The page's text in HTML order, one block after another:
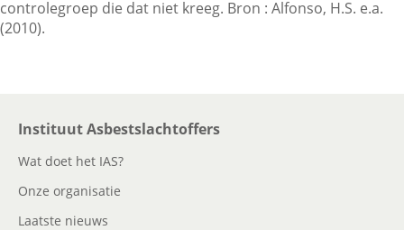
Contactgegevens
controlegroep die dat niet kreeg. Bron : Alfonso, H.S. e.a.
(2010).
Instituut Asbestslachtoffers
Wat doet het IAS?
Onze organisatie
Laatste nieuws